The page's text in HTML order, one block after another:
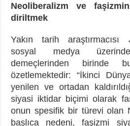
Neoliberalizm ve
diriltmek
Yakın tarih araştırmacısı
sosyal medya
demeçlerinden birinde
özetlemektedir: “İkinci
yenilen ve ortadan
siyasi iktidar biçimi olarak
onun spesifik bir türevi olan
başlıca nedeni, faşizmi